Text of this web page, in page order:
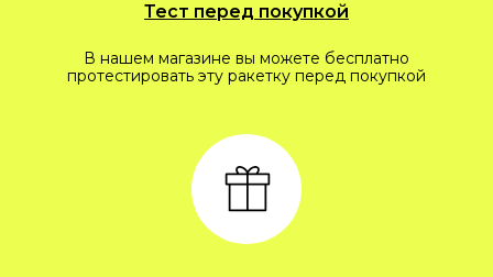
Тест перед покупкой
В нашем магазине вы можете бесплатно
протестировать эту ракетку перед покупкой